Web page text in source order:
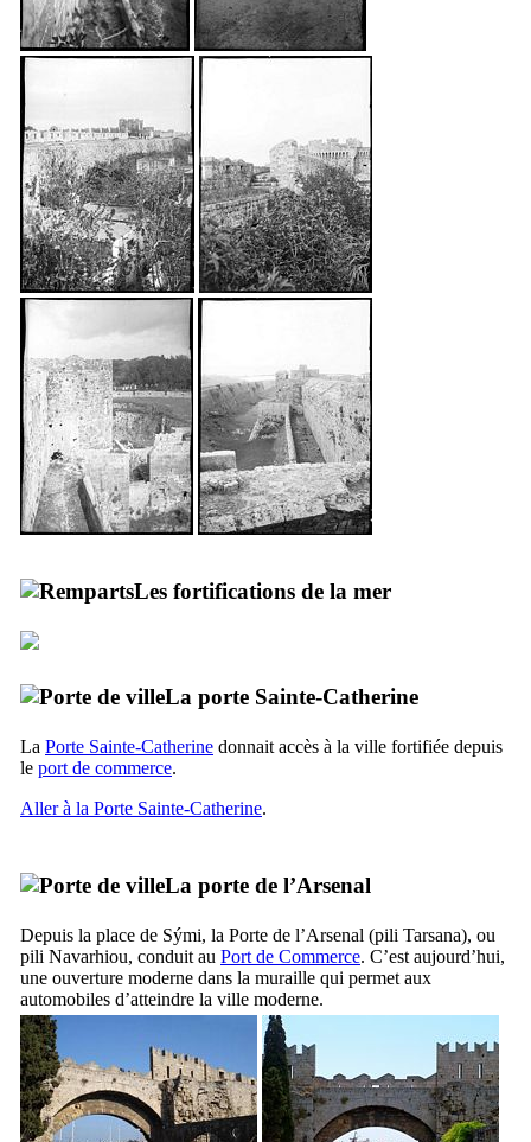
Les fortifications de la mer
La porte Sainte-Catherine
La Porte Sainte-Catherine donnait accès à la ville fortifiée depuis
le port de commerce.
Aller à la Porte Sainte-Catherine.
La porte de l’Arsenal
Depuis la place de Sými, la Porte de l’Arsenal (pili Tarsana), ou
pili Navarhiou, conduit au Port de Commerce. C’est aujourd’hui,
une ouverture moderne dans la muraille qui permet aux
automobiles d’atteindre la ville moderne.